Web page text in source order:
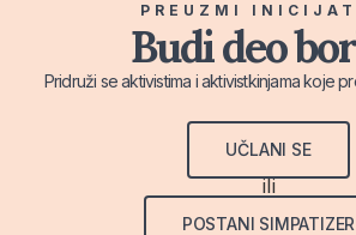
PREUZMI
Budi deo
Pridruži se aktivistima i aktivistkinjama koje
UČLANI SE
ili
POSTANI SIMPATIZER